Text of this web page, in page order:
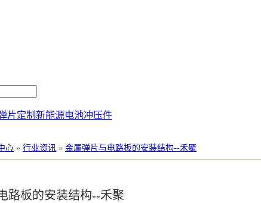
片定制 新能源电池冲压件
心 » 行业资讯 » 金属弹片与电路板的安装结构--禾聚
路板的安装结构--禾聚